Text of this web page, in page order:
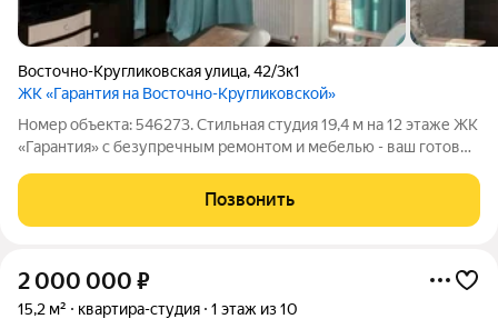
Восточно-Кругликовская улица,42/3к1
ЖК «Гарантия на Восточно-Кругликовской»
Номер объекта: 546273. Стильная студия 19,4 м на 12 этаже ЖК
«Гарантия» с безупречным ремонтом и мебелью - ваш готовый
презентабельный вариант для тех, кто ценит комфорт,
панорамные виды с высоты
Позвонить
2 000 000 ₽
15,2 м² квартира-студия 1 этаж из 10